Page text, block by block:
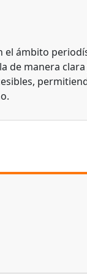
ámbito
de manera